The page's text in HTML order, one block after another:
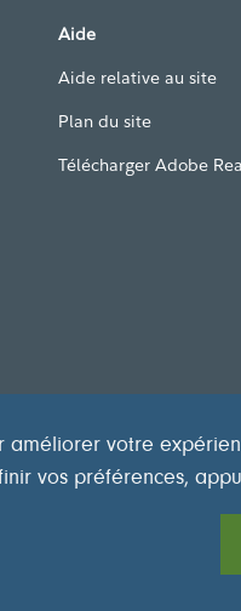
Aide
Aide relative au site
Plan du site
Télécharger Adobe
améliorer votre
vos préférences,